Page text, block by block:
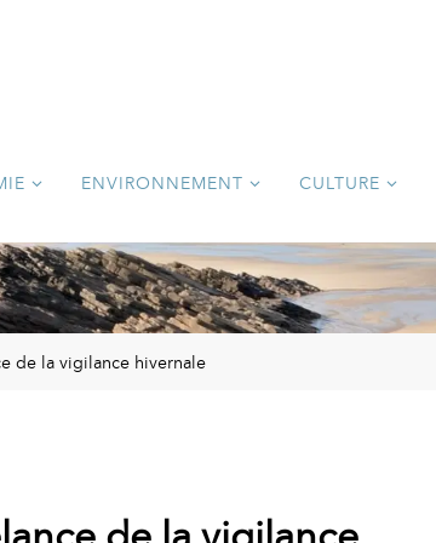
ENVIRONNEMENT CULTURE
de la vigilance hivernale